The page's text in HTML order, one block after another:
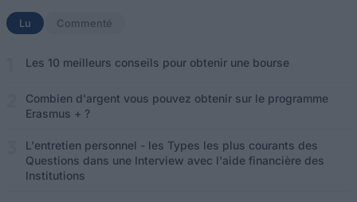
Lu (onglet actif)
Commenté
Les 10 meilleurs conseils pour obtenir une bourse
Combien d'argent vous pouvez obtenir sur le programme
Erasmus + ?
L'entretien personnel - les Types les plus courants des
Questions dans une Interview avec l'aide financière des
Institutions